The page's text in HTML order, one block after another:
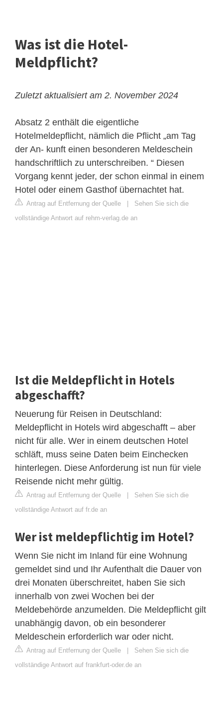
Was ist die Hotel-
Meldpflicht?
Zuletzt aktualisiert am 2. November 2024
Absatz 2 enthält die eigentliche
Hotelmeldepflicht, nämlich die Pflicht „am Tag
der An- kunft einen besonderen Meldeschein
handschriftlich zu unterschreiben. “ Diesen
Vorgang kennt jeder, der schon einmal in einem
Hotel oder einem Gasthof übernachtet hat.
Antrag auf Entfernung der Quelle
Sehen Sie sich die
vollständige Antwort auf rehm-verlag.de an
Ist die Meldepflicht in Hotels
abgeschafft?
Neuerung für Reisen in Deutschland:
Meldepflicht in Hotels wird abgeschafft – aber
nicht für alle. Wer in einem deutschen Hotel
schläft, muss seine Daten beim Einchecken
hinterlegen. Diese Anforderung ist nun für viele
Reisende nicht mehr gültig.
Antrag auf Entfernung der Quelle
Sehen Sie sich die
vollständige Antwort auf fr.de an
Wer ist meldepflichtig im Hotel?
Wenn Sie nicht im Inland für eine Wohnung
gemeldet sind und Ihr Aufenthalt die Dauer von
drei Monaten überschreitet, haben Sie sich
innerhalb von zwei Wochen bei der
Meldebehörde anzumelden. Die Meldepflicht gilt
unabhängig davon, ob ein besonderer
Meldeschein erforderlich war oder nicht.
Antrag auf Entfernung der Quelle
Sehen Sie sich die
vollständige Antwort auf frankfurt-oder.de an